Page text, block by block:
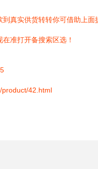
真实供货转转你可借助上
准打开备搜索区选！
product/42.html